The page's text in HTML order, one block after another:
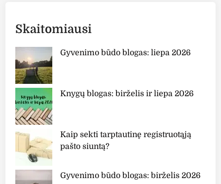
Skaitomiausi
Gyvenimo būdo blogas: liepa 2026
Knygų blogas: birželis ir liepa 2026
Kaip sekti tarptautinę registruotąją
pašto siuntą?
Gyvenimo būdo blogas: birželis 2026